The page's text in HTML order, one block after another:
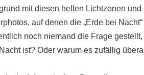
mit diesen hellen Lichtzonen und
auf denen die „Erde bei Nacht“
noch niemand die Frage gestellt,
ist? Oder warum es zufällig überall